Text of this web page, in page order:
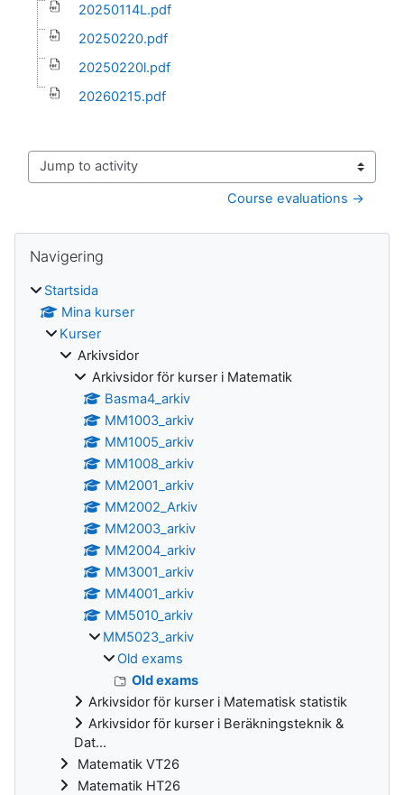
20250114L.pdf
20250220.pdf
20250220l.pdf
20260215.pdf
Jump to activity
Course evaluations →
Block
Navigering
Startsida
Mina kurser
Kurser
Arkivsidor
Arkivsidor för kurser i Matematik
Basma4_arkiv
MM1003_arkiv
MM1005_arkiv
MM1008_arkiv
MM2001_arkiv
MM2002_Arkiv
MM2003_arkiv
MM2004_arkiv
MM3001_arkiv
MM4001_arkiv
MM5010_arkiv
MM5023_arkiv
Old exams
Old exams
Arkivsidor för kurser i Matematisk statistik
Arkivsidor för kurser i Beräkningsteknik &
Dat...
Matematik VT26
Matematik HT26